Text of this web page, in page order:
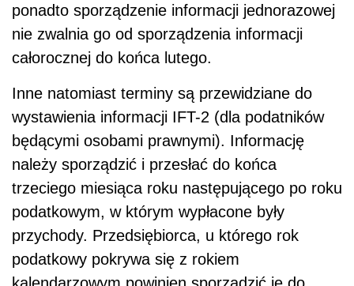
ponadto sporządzenie informacji jednorazowej
nie zwalnia go od sporządzenia informacji
całorocznej do końca lutego.
Inne natomiast terminy są przewidziane do
wystawienia informacji IFT-2 (dla podatników
będącymi osobami prawnymi). Informację
należy sporządzić i przesłać do końca
trzeciego miesiąca roku następującego po roku
podatkowym, w którym wypłacone były
przychody. Przedsiębiorca, u którego rok
podatkowy pokrywa się z rokiem